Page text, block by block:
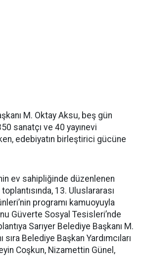
M. Oktay Aksu, beş gün
sanatçı ve 40 yayınevi
edebiyatın birleştirici gücüne
ev sahipliğinde düzenlenen
13. Uluslararası
programı kamuoyuyla
Güverte Sosyal Tesisleri’nde
Sarıyer Belediye Başkanı M.
sıra Belediye Başkan Yardımcıları
Coşkun, Nizamettin Günel,